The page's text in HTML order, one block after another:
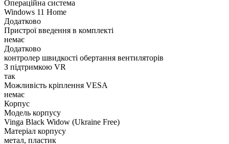
Операційна система
Windows 11 Home
Додатково
Пристрої введення в комплекті
немає
Додатково
контролер швидкості обертання вентиляторів
З підтримкою VR
так
Можливість кріплення VESA
немає
Корпус
Модель корпусу
Vinga Black Widow (Ukraine Free)
Матеріал корпусу
метал, пластик